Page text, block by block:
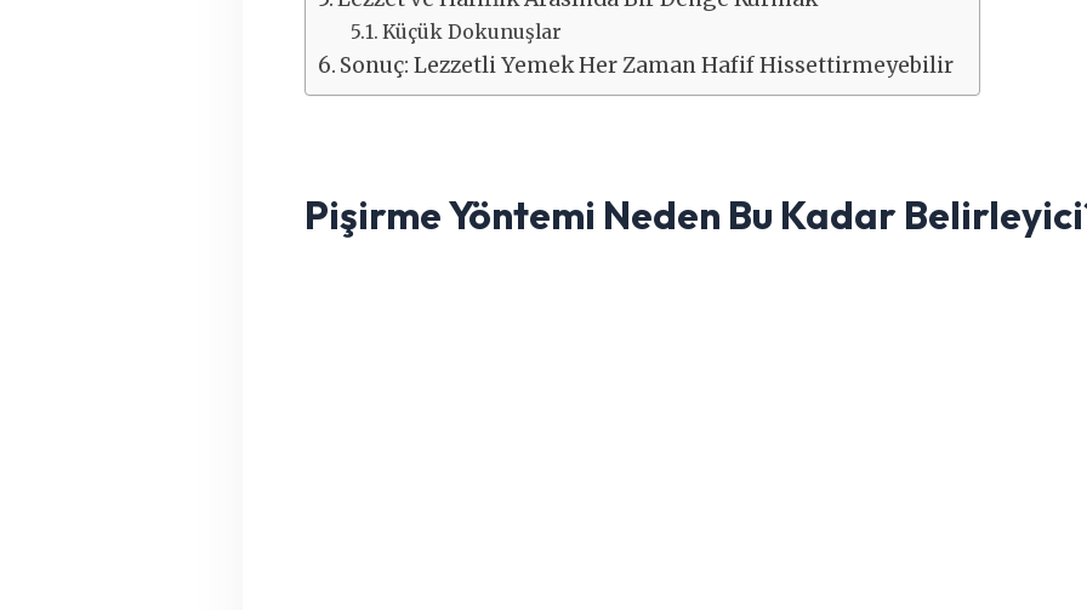
Küçük Dokunuşlar
Sonuç: Lezzetli Yemek Her Zaman Hafif Hissettirmeyebilir
Pişirme Yöntemi Neden Bu Kadar